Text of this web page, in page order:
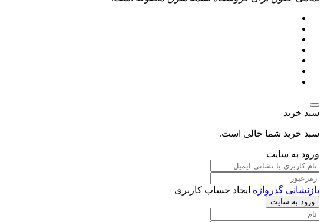
سبد خرید
سبد خرید شما خالی است.
ورود به سایت
بازنشانی گذرواژه ایجاد حساب کاربری
ورود به سایت